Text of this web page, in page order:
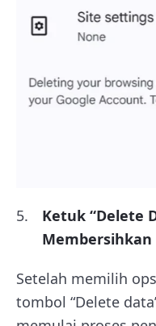
Ketuk “Delete
Membersihkan
Setelah memilih
tombol “Delete